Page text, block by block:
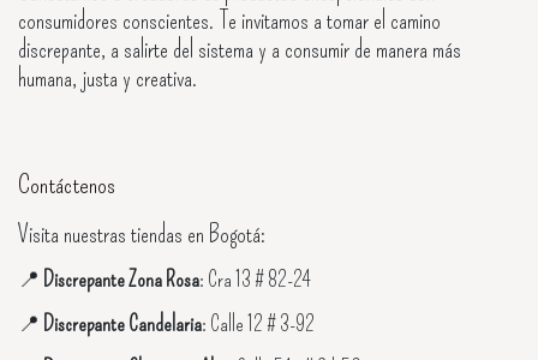
consumidores conscientes. Te invitamos a tomar el camino
discrepante, a salirte del sistema y a consumir de manera más
humana, justa y creativa.
Contáctenos
Visita nuestras tiendas en Bogotá:
📍 Discrepante Zona Rosa: Cra 13 # 82-24
📍 Discrepante Candelaria: Calle 12 # 3-92